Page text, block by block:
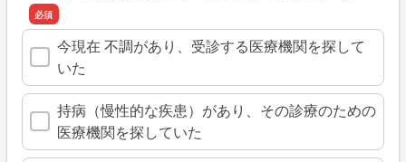
今現在 不調があり、受診する医療機関を探して
いた
持病（慢性的な疾患）があり、その診療のための
医療機関を探していた